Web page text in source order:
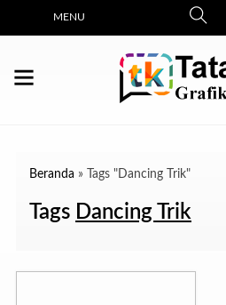
MENU
Beranda » Tags "Dancing Trik"
Tags Dancing Trik